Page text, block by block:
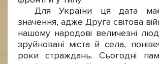
Для України ця дата має
значення, адже Друга світова
нашому народові величезні
зруйновані міста й села,
роки страждань. Сьогодні